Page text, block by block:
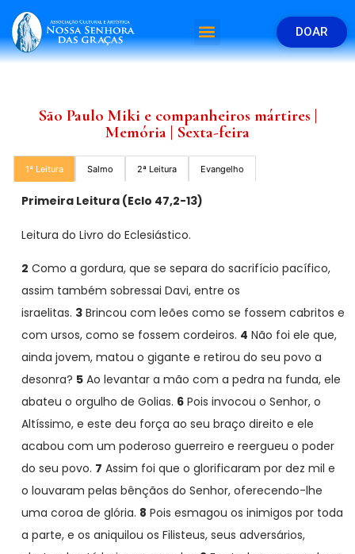
DOAR
São Paulo Miki e companheiros mártires |
Memória | Sexta-feira
1ª Leitura Salmo 2ª Leitura Evangelho
Primeira Leitura (Eclo 47,2-13)
Leitura do Livro do Eclesiástico.
2 Como a gordura, que se separa do sacrifício pacífico,
assim também sobressai Davi, entre os
israelitas. 3 Brincou com leões como se fossem cabritos e
com ursos, como se fossem cordeiros. 4 Não foi ele que,
ainda jovem, matou o gigante e retirou do seu povo a
desonra? 5 Ao levantar a mão com a pedra na funda, ele
abateu o orgulho de Golias. 6 Pois invocou o Senhor, o
Altíssimo, e este deu força ao seu braço direito e ele
acabou com um poderoso guerreiro e reergueu o poder
do seu povo. 7 Assim foi que o glorificaram por dez mil e
o louvaram pelas bênçãos do Senhor, oferecendo-lhe
uma coroa de glória. 8 Pois esmagou os inimigos por toda
a parte, e os aniquilou os Filisteus, seus adversários,